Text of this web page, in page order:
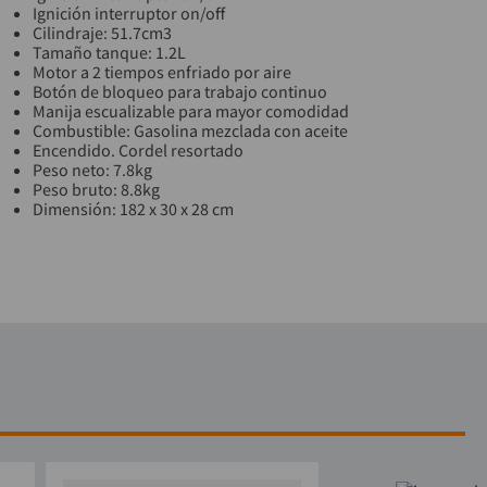
Ignición interruptor on/off
Cilindraje: 51.7cm3
Tamaño tanque: 1.2L
Motor a 2 tiempos enfriado por aire
Botón de bloqueo para trabajo continuo
Manija escualizable para mayor comodidad
Combustible: Gasolina mezclada con aceite
Encendido. Cordel resortado
Peso neto: 7.8kg
Peso bruto: 8.8kg
Dimensión: 182 x 30 x 28 cm